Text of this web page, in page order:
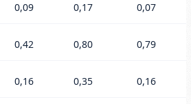
0,09 0,17 0,07
0,42 0,80 0,79
0,16 0,35 0,16